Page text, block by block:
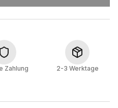
Zahlung 2-3 Werktage